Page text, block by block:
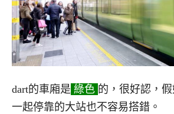
dart的車廂是 綠色 的，很好認，
一起停靠的大站也不容易搭錯。